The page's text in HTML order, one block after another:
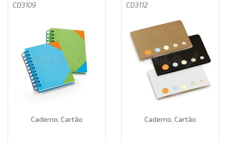
CD3109
Caderno. Cartão
CD3112
Caderno. Cartão